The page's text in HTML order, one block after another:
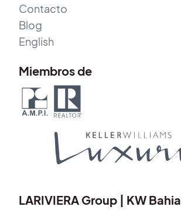
Contacto
Blog
English
Miembros de
LARIVIERA Group | KW Bahia